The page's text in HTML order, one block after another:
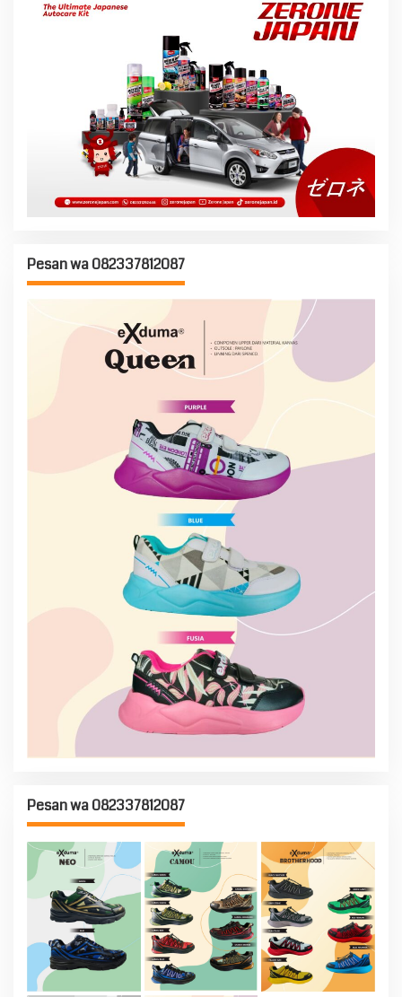
Pesan wa 082337812087
Pesan wa 082337812087